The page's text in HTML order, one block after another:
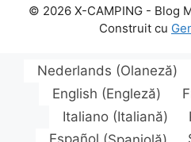
© 2026 X-CAMPING - Blog
Construit cu
Nederlands (Olaneză)
English (Engleză)
Italiano(Italiană)